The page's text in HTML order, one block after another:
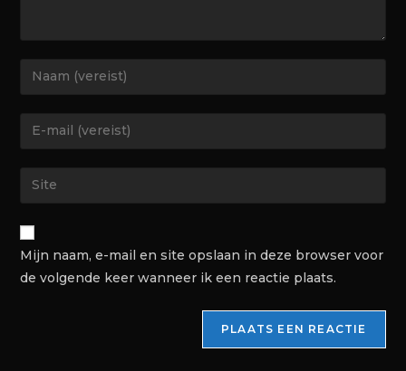
Mijn naam, e-mail en site opslaan in deze browser voor
de volgende keer wanneer ik een reactie plaats.